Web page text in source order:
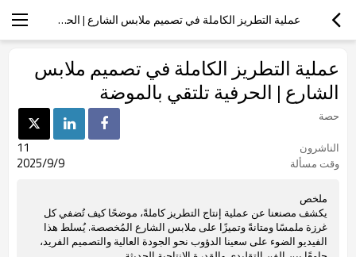
عملية التطريز الكاملة في تصميم ملابس الشارع | الحرفية تلتقي بالموضة
عملية التطريز الكاملة في تصميم ملابس
الشارع | الحرفية تلتقي بالموضة
حصة
الناشرون
11
وقت مسألة 2025/9/9
ملخص
يكشف مصنعنا عن عملية إنتاج التطريز كاملةً، موضحًا كيف تُضفي كل
غرزة ملمسًا ومتانةً وتميزًا على ملابس الشارع المُخصصة. يُسلط هذا
الفيديو الضوء على سعينا الدؤوب نحو الجودة العالية والتصميم الفريد،